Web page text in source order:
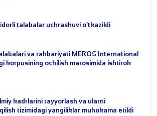
talabalar uchrashuvi o‘tkazildi
va rahbariyati MEROS International
korpusining ochilish marosimida ishtirok
kadrlarini tayyorlash va ularni
tizimidagi yangiliklar muhokama etildi